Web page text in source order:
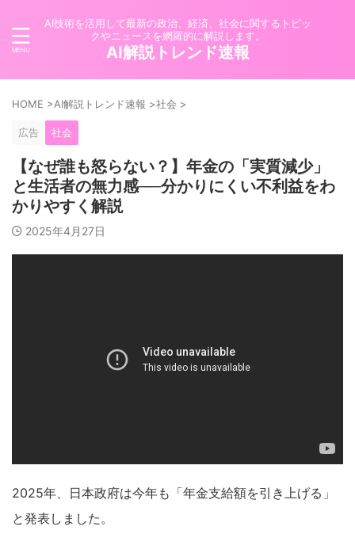
AI技術を活用して最新の政治、経済、社会に関するトピッ
クやニュースを網羅的に解説します。
AI解説トレンド速報
HOME >AI解説トレンド速報 >社会 >
広告 社会
【なぜ誰も怒らない？】年金の「実質減少」
と生活者の無力感──分かりにくい不利益をわ
かりやすく解説
2025年4月27日
2025年、日本政府は今年も「年金支給額を引き上げる」
と発表しました。